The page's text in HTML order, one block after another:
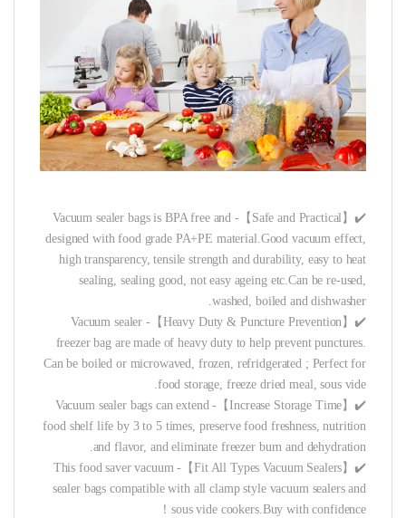
✔️【Safe and Practical】- Vacuum sealer bags is BPA free and
designed with food grade PA+PE material.Good vacuum effect,
high transparency, tensile strength and durability, easy to heat
sealing, sealing good, not easy ageing etc.Can be re-used,
washed, boiled and dishwasher.
✔️【Heavy Duty & Puncture Prevention】- Vacuum sealer
freezer bag are made of heavy duty to help prevent punctures.
Can be boiled or microwaved, frozen, refridgerated ; Perfect for
food storage, freeze dried meal, sous vide.
✔️【Increase Storage Time】- Vacuum sealer bags can extend
food shelf life by 3 to 5 times, preserve food freshness, nutrition
and flavor, and eliminate freezer burn and dehydration.
✔️【Fit All Types Vacuum Sealers】- This food saver vacuum
sealer bags compatible with all clamp style vacuum sealers and
sous vide cookers.Buy with confidence！